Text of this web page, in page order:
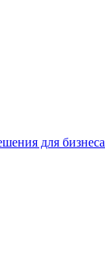
для бизнеса